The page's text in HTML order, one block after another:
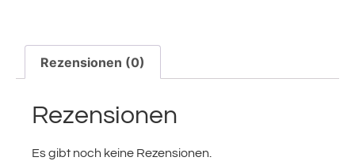
Rezensionen (0)
Rezensionen
Es gibt noch keine Rezensionen.